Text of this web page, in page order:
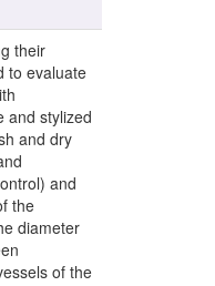
their
to evaluate
and stylized
and dry
and
the
diameter
of the